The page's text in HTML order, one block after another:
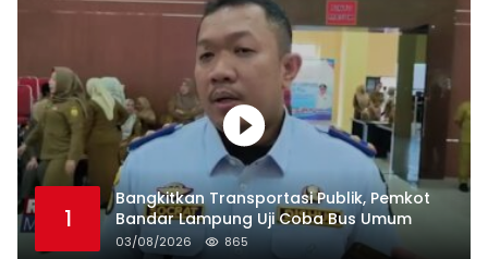
1
Bangkitkan Transportasi Publik, Pemkot
Bandar Lampung Uji Coba Bus Umum
03/08/2026 865